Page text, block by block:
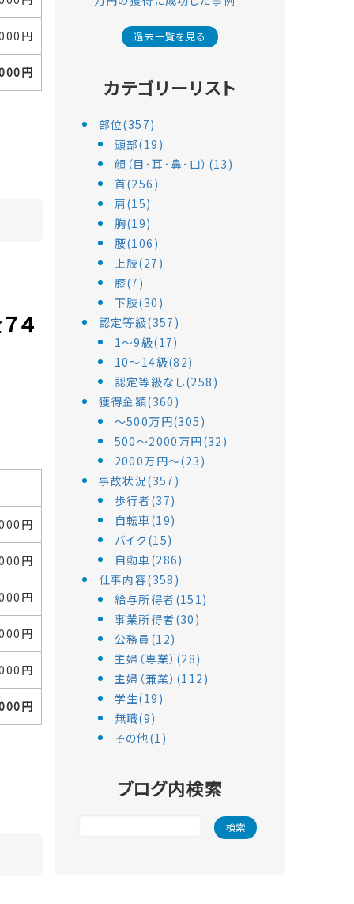
円
円
４
円
円
円
円
円
円
過去一覧を見る
カテゴリーリスト
部位(357)
頭部(19)
顔（目･耳･鼻･口）(13)
首(256)
肩(15)
胸(19)
腰(106)
上肢(27)
膝(7)
下肢(30)
認定等級(357)
1～9級(17)
10～14級(82)
認定等級なし(258)
獲得金額(360)
～500万円(305)
500～2000万円(32)
2000万円～(23)
事故状況(357)
歩行者(37)
自転車(19)
バイク(15)
自動車(286)
仕事内容(358)
給与所得者(151)
事業所得者(30)
公務員(12)
主婦（専業）(28)
主婦（兼業）(112)
学生(19)
無職(9)
その他(1)
ブログ内検索